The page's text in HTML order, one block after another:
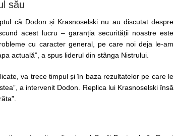
său
că Dodon și Krasnoselski nu au discutat despre
acest lucru – garanția securității noastre este
cu caracter general, pe care noi deja le-am
actuală”, a spus liderul din stânga Nistrului.
va trece timpul și în baza rezultatelor pe care le
a intervenit Dodon. Replica lui Krasnoselski însă